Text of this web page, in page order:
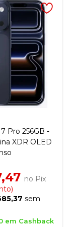
Pro 256GB -
XDR OLED
no Pix
sem
em Cashback